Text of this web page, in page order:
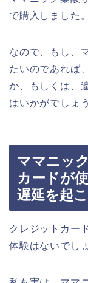
で購入しました。
なので、もし、
たいのであれば
か、もしくは、
はいかがでしょ
ママニッ
カードが
遅延を起こ
クレジットカー
体験はないでし